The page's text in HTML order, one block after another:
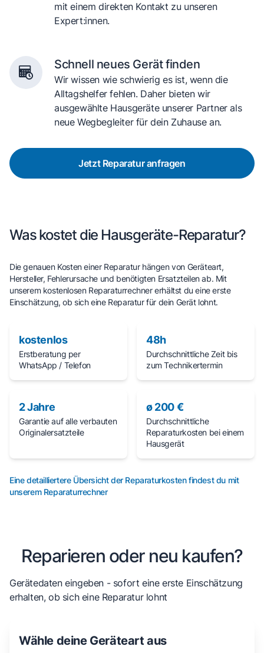
mit einem direkten Kontakt zu unseren
Expert:innen.
Schnell neues Gerät finden
Wir wissen wie schwierig es ist, wenn die
Alltagshelfer fehlen. Daher bieten wir
ausgewählte Hausgeräte unserer Partner als
neue Wegbegleiter für dein Zuhause an.
Jetzt Reparatur anfragen
Was kostet die Hausgeräte-Reparatur?
Die genauen Kosten einer Reparatur hängen von Geräteart,
Hersteller, Fehlerursache und benötigten Ersatzteilen ab. Mit
unserem kostenlosen Reparaturrechner erhältst du eine erste
Einschätzung, ob sich eine Reparatur für dein Gerät lohnt.
kostenlos
Erstberatung per
WhatsApp / Telefon
48h
Durchschnittliche Zeit bis
zum Technikertermin
2 Jahre
Garantie auf alle verbauten
Originalersatzteile
ø 200 €
Durchschnittliche
Reparaturkosten bei einem
Hausgerät
Eine detailliertere Übersicht der Reparaturkosten findest du mit
unserem Reparaturrechner
Reparieren oder neu kaufen?
Gerätedaten eingeben - sofort eine erste Einschätzung
erhalten, ob sich eine Reparatur lohnt
Wähle deine Geräteart aus